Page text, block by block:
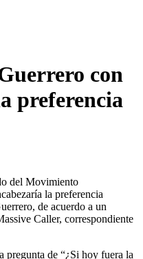
con
preferencia
del Movimiento
la preferencia
de acuerdo a un
Caller, correspondiente
pregunta de “¿Si hoy fuera la